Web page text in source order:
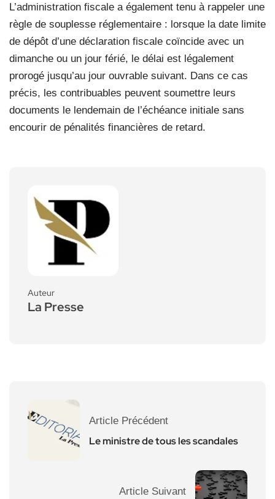
L’administration fiscale a également tenu à rappeler une
règle de souplesse réglementaire : lorsque la date limite
de dépôt d’une déclaration fiscale coïncide avec un
dimanche ou un jour férié, le délai est légalement
prorogé jusqu’au jour ouvrable suivant. Dans ce cas
précis, les contribuables peuvent soumettre leurs
documents le lendemain de l’échéance initiale sans
encourir de pénalités financières de retard.
Auteur
La Presse
Article Précédent
Le ministre de tous les scandales
Article Suivant